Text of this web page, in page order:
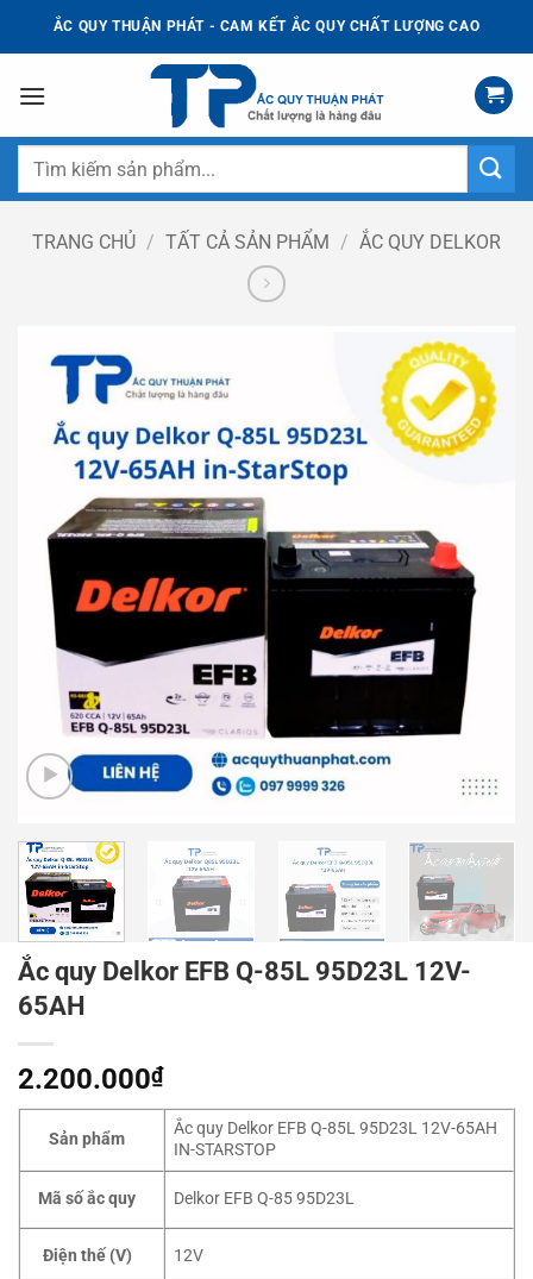
dung
ẮC QUY THUẬN PHÁT - CAM KẾT ẮC QUY CHẤT LƯỢNG CAO
Tìm
TRANG CHỦ / TẤT CẢ SẢN PHẨM / ẮC QUY DELKOR
Ắc quy Delkor EFB Q-85L 95D23L 12V-
65AH
2.200.000₫
Sản phẩm
Ắc quy Delkor EFB Q-85L 95D23L 12V-65AH
IN-STARSTOP
Mã số ắc quy Delkor EFB Q-85 95D23L
Điện thế (V) 12V